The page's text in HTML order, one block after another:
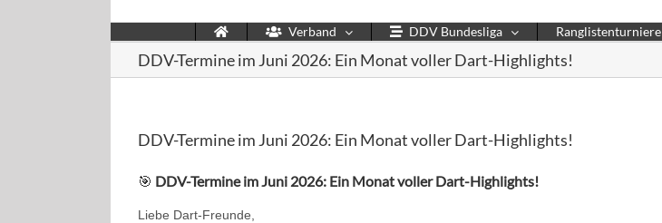
Verband DDV Bundesliga Ranglistenturniere
DDV-Termine im Juni 2026: Ein Monat voller Dart-Highlights!
DDV-Termine im Juni 2026: Ein Monat voller Dart-Highlights!
🎯 DDV-Termine im Juni 2026: Ein Monat voller Dart-Highlights!
Liebe Dart-Freunde,